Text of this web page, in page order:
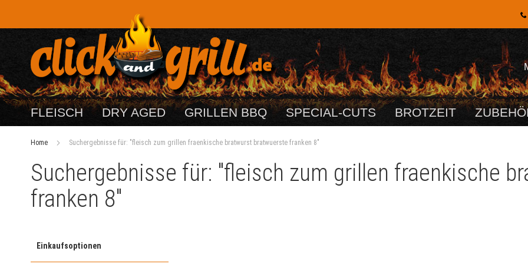
FLEISCH DRY AGED GRILLEN BBQ SPECIAL-CUTS BROTZEIT
Home Suchergebnisse für: "fleisch zum grillen fraenkische bratwurst bratwuerste franken 8"
Suchergebnisse für: "fleisch zum grillen fraenkische
franken 8"
Einkaufsoptionen